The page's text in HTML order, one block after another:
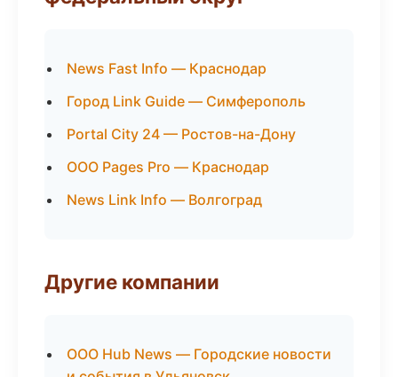
News Fast Info — Краснодар
Город Link Guide — Симферополь
Portal City 24 — Ростов-на-Дону
ООО Pages Pro — Краснодар
News Link Info — Волгоград
Другие компании
ООО Hub News — Городские новости